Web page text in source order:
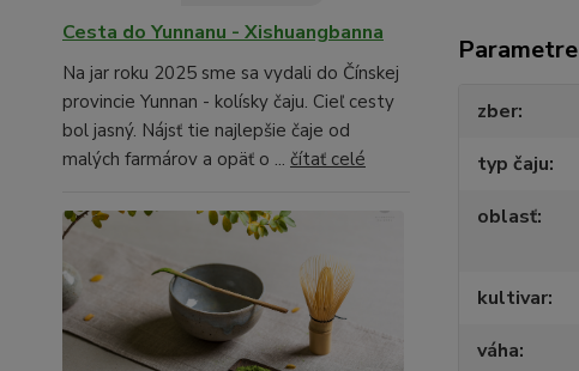
Cesta do Yunnanu - Xishuangbanna
Na jar roku 2025 sme sa vydali do Čínskej
provincie Yunnan - kolísky čaju. Cieľ cesty
bol jasný. Nájsť tie najlepšie čaje od
malých farmárov a opäť o ... čítať celé
Parametre
zber
typ čaju
oblasť
kultivar
váha